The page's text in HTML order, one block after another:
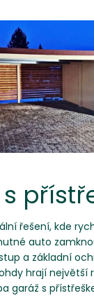
řešení, kde
auto
a základní
hrají největší
garáž s